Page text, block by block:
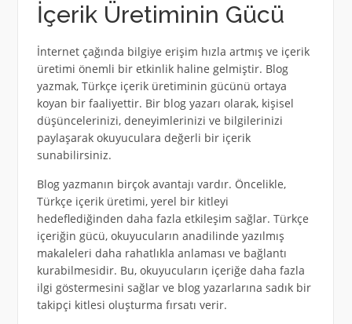
İçerik Üretiminin Gücü
İnternet çağında bilgiye erişim hızla artmış ve içerik
üretimi önemli bir etkinlik haline gelmiştir. Blog
yazmak, Türkçe içerik üretiminin gücünü ortaya
koyan bir faaliyettir. Bir blog yazarı olarak, kişisel
düşüncelerinizi, deneyimlerinizi ve bilgilerinizi
paylaşarak okuyuculara değerli bir içerik
sunabilirsiniz.
Blog yazmanın birçok avantajı vardır. Öncelikle,
Türkçe içerik üretimi, yerel bir kitleyi
hedeflediğinden daha fazla etkileşim sağlar. Türkçe
içeriğin gücü, okuyucuların anadilinde yazılmış
makaleleri daha rahatlıkla anlaması ve bağlantı
kurabilmesidir. Bu, okuyucuların içeriğe daha fazla
ilgi göstermesini sağlar ve blog yazarlarına sadık bir
takipçi kitlesi oluşturma fırsatı verir.